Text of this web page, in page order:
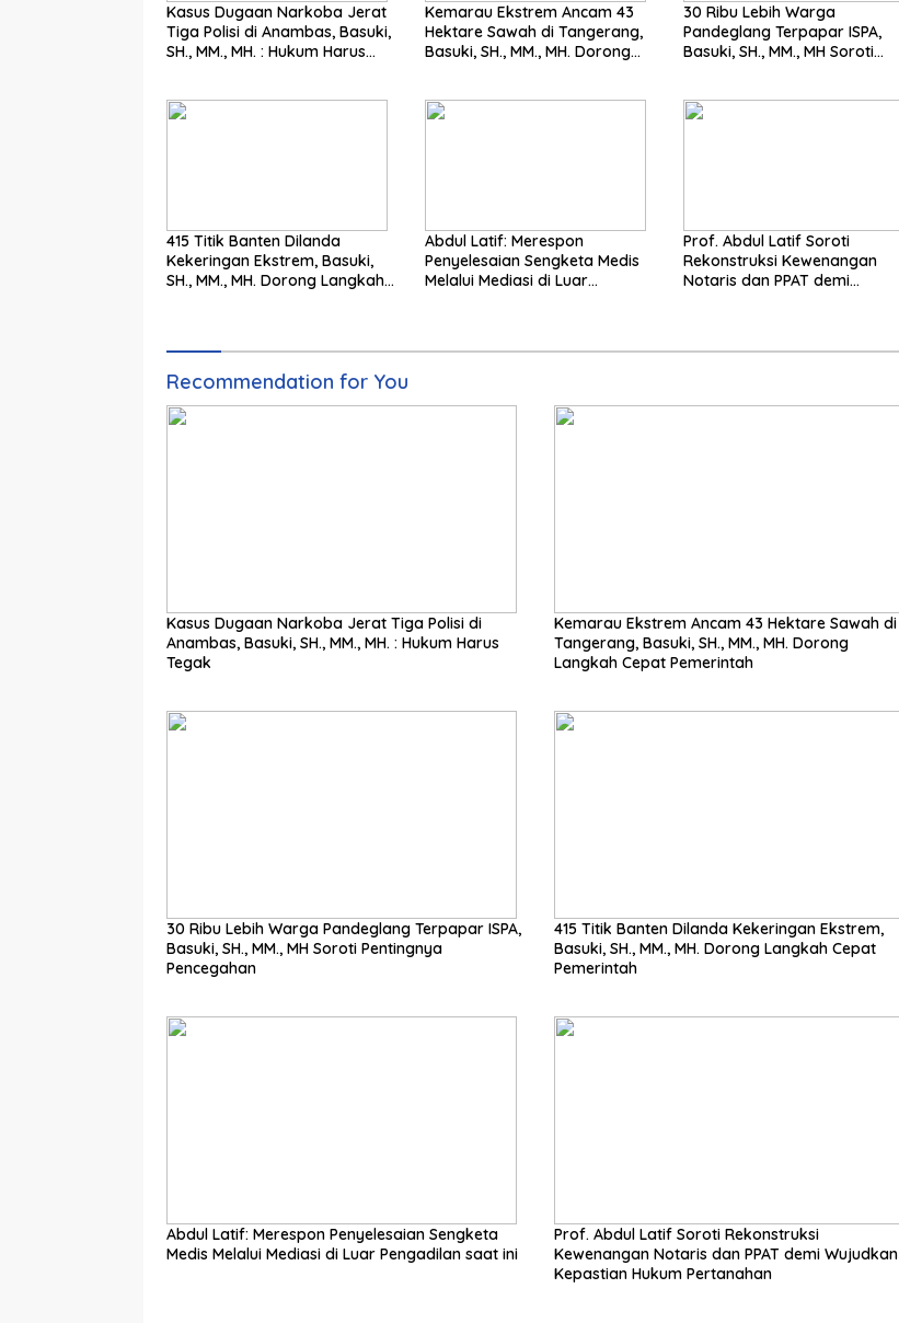
Kasus Dugaan Narkoba Jerat
Tiga Polisi di Anambas, Basuki,
SH., MM., MH. : Hukum Harus
Kemarau Ekstrem Ancam 43
Hektare Sawah di Tangerang,
Basuki, SH., MM., MH. Dorong
30 Ribu Lebih Warga
Pandeglang Terpapar ISPA,
Basuki, SH., MM., MH Soroti
415 Titik Banten Dilanda
Kekeringan Ekstrem, Basuki,
SH., MM., MH. Dorong Langkah
Abdul Latif: Merespon
Penyelesaian Sengketa Medis
Melalui Mediasi di Luar
Prof. Abdul Latif Soroti
Rekonstruksi Kewenangan
Notaris dan PPAT demi
Recommendation for You
Kasus Dugaan Narkoba Jerat Tiga Polisi di
Anambas, Basuki, SH., MM., MH. : Hukum Harus
Tegak
Kemarau Ekstrem Ancam 43 Hektare Sawah di
Tangerang, Basuki, SH., MM., MH. Dorong
Langkah Cepat Pemerintah
30 Ribu Lebih Warga Pandeglang Terpapar ISPA,
Basuki, SH., MM., MH Soroti Pentingnya
Pencegahan
415 Titik Banten Dilanda Kekeringan Ekstrem,
Basuki, SH., MM., MH. Dorong Langkah Cepat
Pemerintah
Abdul Latif: Merespon Penyelesaian Sengketa
Medis Melalui Mediasi di Luar Pengadilan saat ini
Prof. Abdul Latif Soroti Rekonstruksi
Kewenangan Notaris dan PPAT demi Wujudkan
Kepastian Hukum Pertanahan